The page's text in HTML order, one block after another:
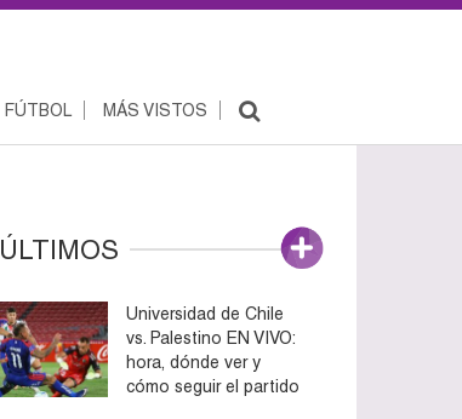
FÚTBOL MÁS VISTOS
ÚLTIMOS
Universidad de Chile
vs. Palestino EN VIVO:
hora, dónde ver y
cómo seguir el partido